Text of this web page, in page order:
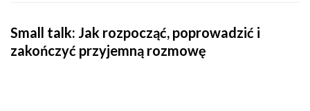
Small talk: Jak rozpocząć, poprowadzić i
zakończyć przyjemną rozmowę